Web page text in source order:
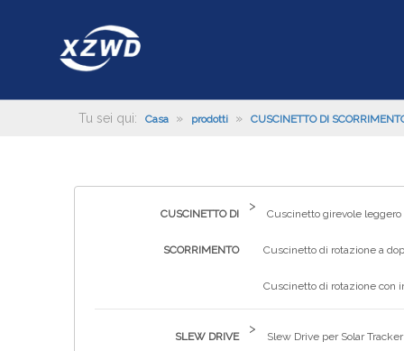
Tu sei qui: Casa » prodotti » CUSCINETTO DI
CUSCINETTO DI
SCORRIMENTO
>
Cuscinetto girevole leggero
Cuscinetto di rotazione a
Cuscinetto di rotazione con
SLEW DRIVE
>
Slew Drive per Solar Tracker